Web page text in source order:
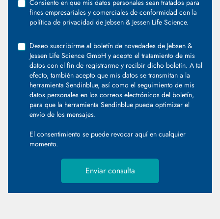
Consiento en que mis datos personales sean tratados para
fines empresariales y comerciales de conformidad con la
política de privacidad de Jebsen & Jessen Life Science.
Deseo suscribirme al boletín de novedades de Jebsen &
Jessen Life Science GmbH y acepto el tratamiento de mis
datos con el fin de registrarme y recibir dicho boletín. A tal
efecto, también acepto que mis datos se transmitan a la
herramienta Sendinblue, así como el seguimiento de mis
datos personales en los correos electrónicos del boletín,
para que la herramienta Sendinblue pueda optimizar el
envío de los mensajes.
El consentimiento se puede revocar aquí en cualquier
momento.
Enviar consulta